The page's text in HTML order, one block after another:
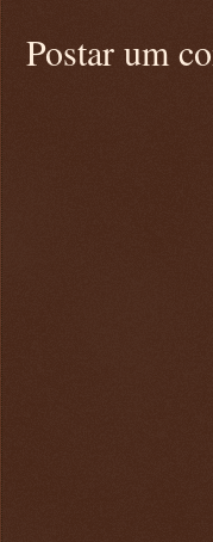
Postar um